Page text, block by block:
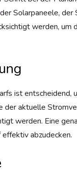
der Solarpaneele, der
werden, um
ist entscheidend,
aktuelle
werden. Eine
abzudecken.